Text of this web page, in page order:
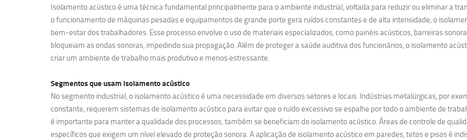
Isolamento acústico é uma técnica fundamental principalmente para o ambiente industrial, voltada para reduzir ou eliminar a
o funcionamento de máquinas pesadas e equipamentos de grande porte gera ruídos constantes e de alta intensidade, o
bem-estar dos trabalhadores. Esse processo envolve o uso de materiais especializados, como painéis acústicos, barreiras
bloqueiam as ondas sonoras, impedindo sua propagação. Além de proteger a saúde auditiva dos funcionários, o isolamento
criar um ambiente de trabalho mais produtivo e menos estressante.
Segmentos que usam isolamento acústico
No segmento industrial, o isolamento acústico é uma necessidade em diversos setores e locais. Indústrias metalúrgicas, por
constante, requerem sistemas de isolamento acústico para evitar que o ruído excessivo se espalhe por todo o ambiente de
é importante para manter a qualidade dos processos, também se beneficiam do isolamento acústico. Áreas de controle de
específicos que exigem um nível elevado de proteção sonora. A aplicação de isolamento acústico em paredes, tetos e pisos é